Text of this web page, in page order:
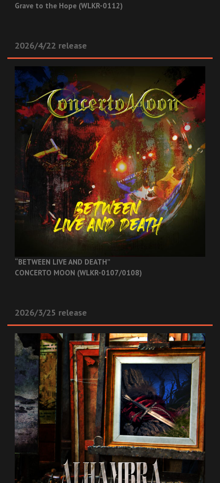
Grave to the Hope (WLKR-0112)
2026/4/22 release
“BETWEEN LIVE AND DEATH”
CONCERTO MOON (WLKR-0107/0108)
2026/3/25 release